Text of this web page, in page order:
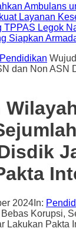
Ambulans
Layanan
TPPAS Legok
Siapkan
Pendidikan
dan Non ASN
2024 In: